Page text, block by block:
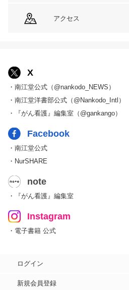
アクセス
X
・南江堂公式（@nankodo_NEWS）
・南江堂洋書部公式（@Nankodo_Intl）
・『がん看護』編集室（@gankango）
Facebook
・南江堂公式
・NurSHARE
note
・『がん看護』編集室
Instagram
・電子書籍 公式
ログイン
新規会員登録